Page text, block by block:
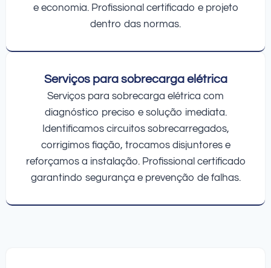
e economia. Profissional certificado e projeto
dentro das normas.
Serviços para sobrecarga elétrica
Serviços para sobrecarga elétrica com
diagnóstico preciso e solução imediata.
Identificamos circuitos sobrecarregados,
corrigimos fiação, trocamos disjuntores e
reforçamos a instalação. Profissional certificado
garantindo segurança e prevenção de falhas.